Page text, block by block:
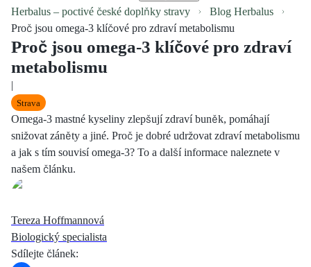
Herbalus – poctivé české doplňky stravy
Blog Herbalus
Proč jsou omega-3 klíčové pro zdraví metabolismu
Proč jsou omega-3 klíčové pro zdraví
metabolismu
|
Strava
Omega-3 mastné kyseliny zlepšují zdraví buněk, pomáhají
snižovat záněty a jiné. Proč je dobré udržovat zdraví metabolismu
a jak s tím souvisí omega-3? To a další informace naleznete v
našem článku.
Tereza Hoffmannová
Biologický specialista
Sdílejte článek: